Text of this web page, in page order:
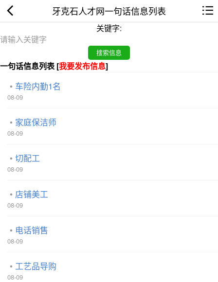
牙克石人才网一句话信息列表
关键字:
一句话信息列表 [我要发布信息]
车险内勤1名
08-09
家庭保洁师
08-09
切配工
08-09
店铺美工
08-09
电话销售
08-09
工艺品导购
08-09